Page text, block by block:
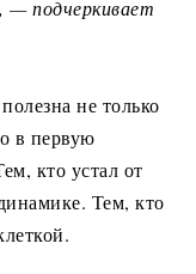
— подчеркивает
не только
в первую
кто устал от
Тем, кто